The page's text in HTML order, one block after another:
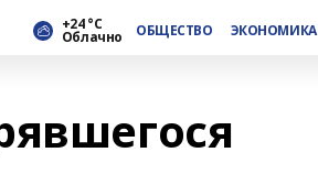
+24 °С
Облачно ОБЩЕСТВО ЭКОНОМИКА